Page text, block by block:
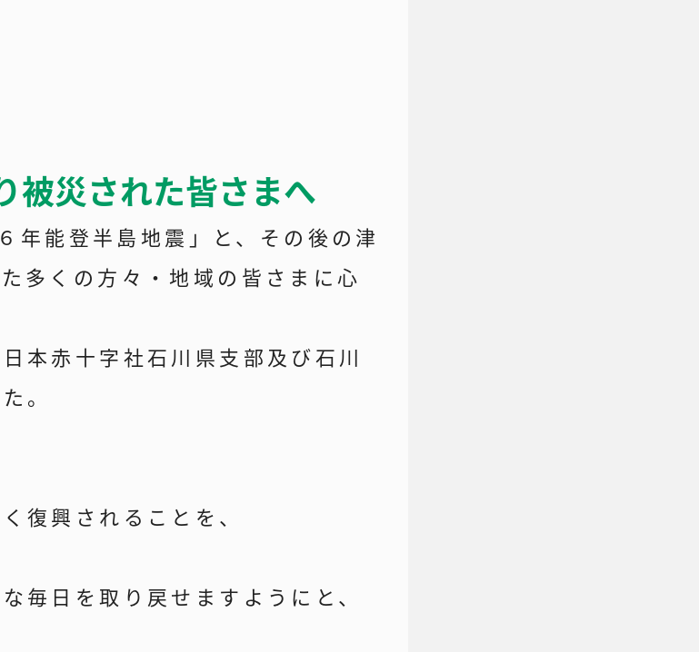
被災された皆さまへ
年能登半島地震」と、その後の津
多くの方々・地域の皆さまに心
本赤十字社石川県支部及び石川
。
復興されることを、
毎日を取り戻せますようにと、